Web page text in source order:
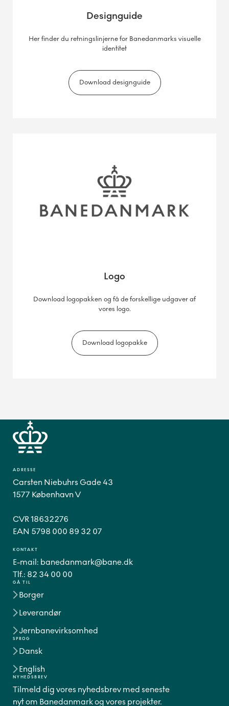
Designguide
Her finder du retningslinjerne for Banedanmarks visuelle
identitet
Download designguide
Logo
Download logopakken og få de forskellige udgaver af
vores logo.
Download logopakke
GÅ TIL
Borger
Leverandør
Jernbanevirksomhed
SPROG
Dansk
English
ADRESSE
Carsten Niebuhrs Gade 43
1577 København V
CVR 18632276
EAN 5798 000 89 32 07
KONTAKT
E-mail: banedanmark@bane.dk
Tlf.: 82 34 00 00
NYHEDSBREV
Tilmeld dig vores nyhedsbrev med seneste
nyt om Banedanmark og vores projekter.